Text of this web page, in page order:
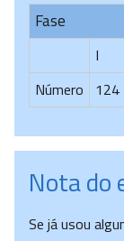
Fase
I
Número
124
Nota do
Se já usou